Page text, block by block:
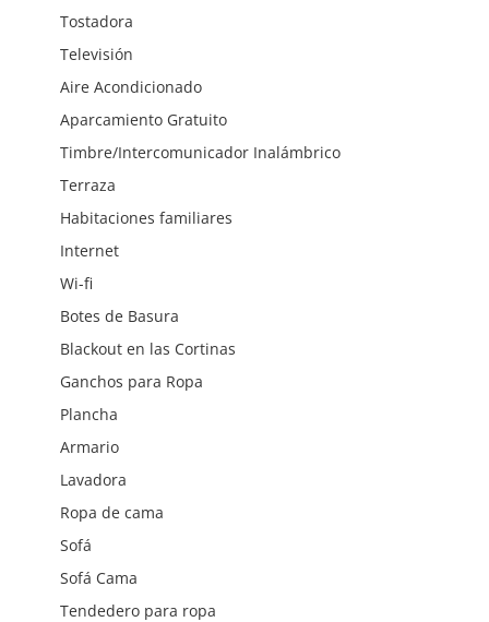
Tostadora
Televisión
Aire Acondicionado
Aparcamiento Gratuito
Timbre/Intercomunicador Inalámbrico
Terraza
Habitaciones familiares
Internet
Wi-fi
Botes de Basura
Blackout en las Cortinas
Ganchos para Ropa
Plancha
Armario
Lavadora
Ropa de cama
Sofá
Sofá Cama
Tendedero para ropa